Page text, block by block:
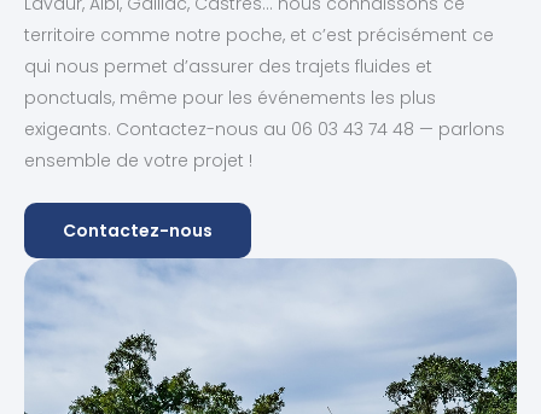
territoire comme notre poche, et c’est précisément ce
qui nous permet d’assurer des trajets fluides et
ponctuals, même pour les événements les plus
exigeants. Contactez-nous au 06 03 43 74 48 — parlons
ensemble de votre projet !
Contactez-nous